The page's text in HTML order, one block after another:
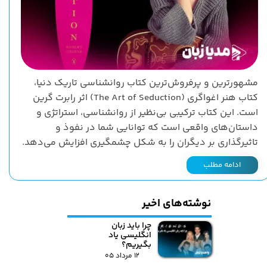
مشهورترین و پرفروش‌ترین کتاب روانشناسی تاریک دنیا،
کتاب هنر اغواگری (The Art of Seduction) اثر رابرت گرین
است. این کتاب ترکیبی بی‌نظیر از روانشناسی، استراتژی و
داستان‌های واقعی است که توانایی شما در نفوذ و
تاثیرگذاری بر دیگران را به شکل چشمگیری افزایش می‌دهد.
ادامه مطلب
نوشته‌های اخیر
چرا باید زبان
انگلیسی یاد
بگیریم؟
۱۲ مرداد ۰۵